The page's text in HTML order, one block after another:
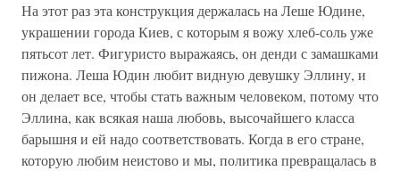
На этот раз эта конструкция держалась на Леше Юдине,
украшении города Киев, с которым я вожу хлеб-соль уже
пятьсот лет. Фигуристо выражаясь, он денди с замашками
пижона. Леша Юдин любит видную девушку Эллину, и
он делает все, чтобы стать важным человеком, потому что
Эллина, как всякая наша любовь, высочайшего класса
барышня и ей надо соответствовать. Когда в его стране,
которую любим неистово и мы, политика превращалась в